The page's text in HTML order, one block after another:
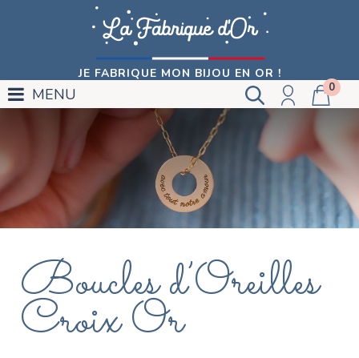
JE FABRIQUE MON BIJOU EN OR !
0
MENU
Boucles d’Oreilles
Croix Or